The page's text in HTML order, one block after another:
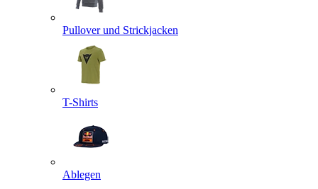
Pullover und Strickjacken
T-Shirts
Ablegen